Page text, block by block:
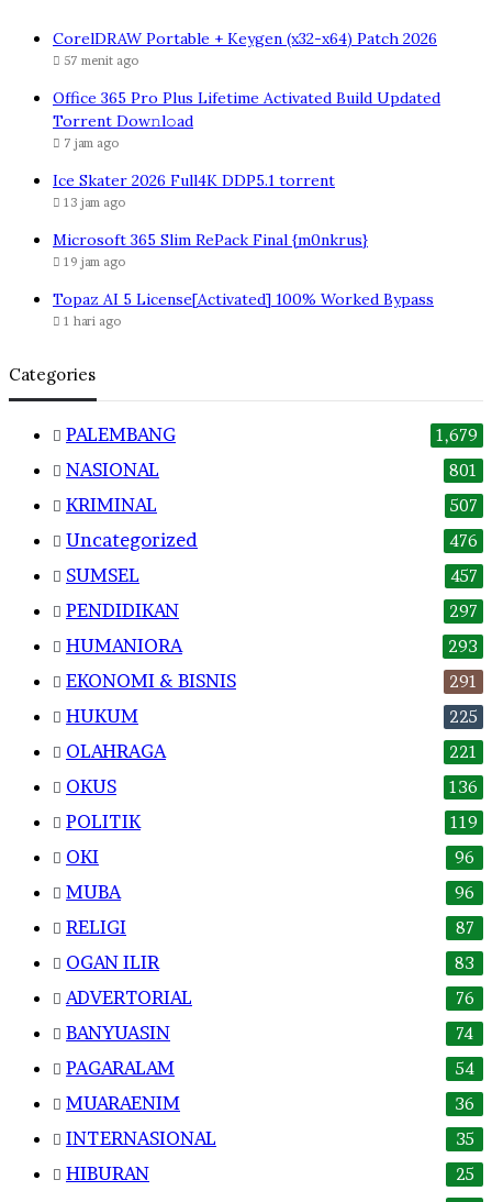
CorelDRAW Portable + Keygen (x32-x64) Patch 2026
57 menit ago
Office 365 Pro Plus Lifetime Activated Build Updated
Torrent Dow𝚗l𝚘аd
7 jam ago
Ice Skater 2026 Full4K DDP5.1 torrent
13 jam ago
Microsoft 365 Slim RePack Final {m0nkrus}
19 jam ago
Topaz AI 5 License[Activated] 100% Worked Bypass
1 hari ago
Categories
PALEMBANG 1,679
NASIONAL 801
KRIMINAL 507
Uncategorized 476
SUMSEL 457
PENDIDIKAN 297
HUMANIORA 293
EKONOMI & BISNIS 291
HUKUM 225
OLAHRAGA 221
OKUS 136
POLITIK 119
OKI 96
MUBA 96
RELIGI 87
OGAN ILIR 83
ADVERTORIAL 76
BANYUASIN 74
PAGARALAM 54
MUARAENIM 36
INTERNASIONAL 35
HIBURAN 25